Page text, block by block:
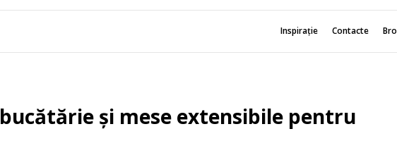
Inspirație Contacte
și mese extensibile pentru